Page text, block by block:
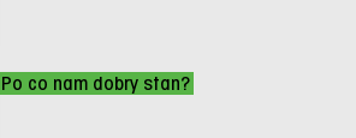
Po co nam dobry stan?